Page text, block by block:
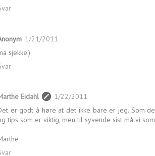
1/21/2011
sjekke:)
Eidahl
1/22/2011
er godt å høre at det ikke bare er jeg. Som
tips som er viktig, men til syvende sist må vi